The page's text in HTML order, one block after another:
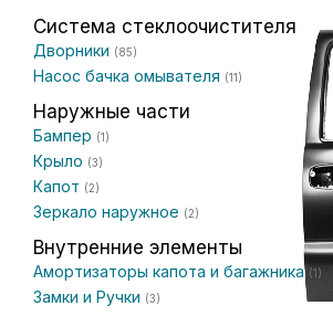
Система стеклоочистителя
Дворники (85)
Насос бачка омывателя (11)
Наружные части
Бампер (1)
Крыло (3)
Капот (2)
Зеркало наружное (2)
Внутренние элементы
Амортизаторы капота и багажника (1)
Замки и Ручки (3)